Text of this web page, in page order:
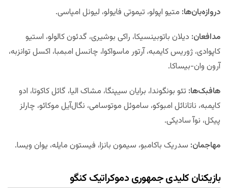
دروازه‌بان‌ها: متیو اپولو، تیموتی فایولو، لیونل امپاسی.
مدافعان: دیلان باتوبینسیکا، راکی بوشیری، گدئون کالولو، استیو
کاپوادی، ژوریس کایمبه، آرتور ماسواکوا، چانسل امبمبا، اکسل توانزبه،
آرون وان-بیساکا.
هافبک‌ها: تئو بونگوندا، برایان سیپنگا، مشاک الیا، گائل کاکوتا، ادو
کایمبه، ناتانائل امبوکو، ساموئل موتوسامی، نگال‌آیل موکائو، چارلز
پیکل، نوآ سادیکی.
مهاجمان: سدریک باکامبو، سیمون بانزا، فیستون مایله، یوان ویسا.
بازیکنان کلیدی جمهوری دموکراتیک کنگو